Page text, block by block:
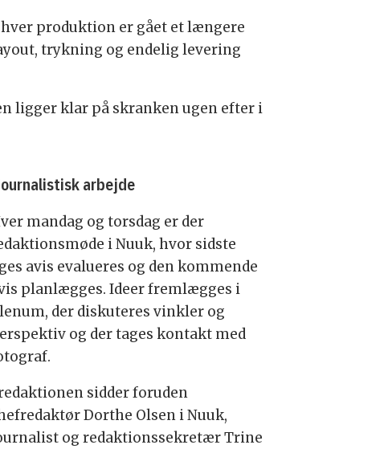
produktion er gået et længere
trykning og endelig levering
ligger klar på skranken ugen efter i
arbejde
mandag og torsdag er der
i Nuuk, hvor sidste
avis evalueres og den kommende
planlægges. Ideer fremlægges i
der diskuteres vinkler og
og der tages kontakt med
sidder foruden
Dorthe Olsen i Nuuk,
og redaktionssekretær Trine